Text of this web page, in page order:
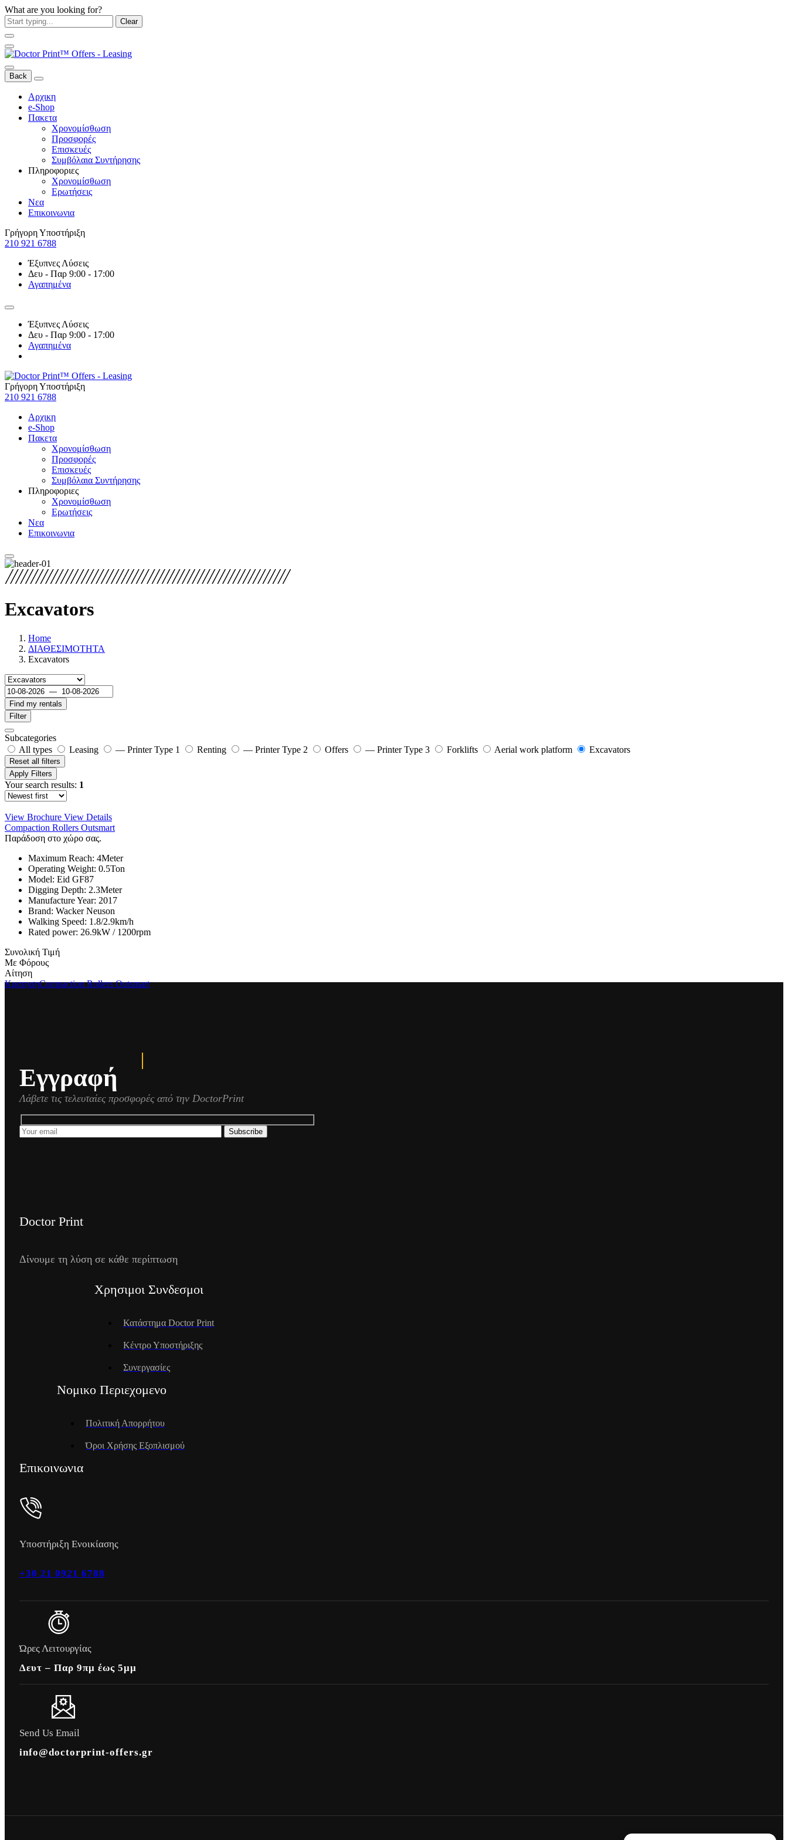
What are you looking for?
Clear
Back
Αρχικη
e-Shop
Πακετα
Χρονομίσθωση
Προσφορές
Επισκευές
Συμβόλαια Συντήρησης
Πληροφοριες
Χρονομίσθωση
Ερωτήσεις
Νεα
Επικοινωνια
Γρήγορη Υποστήριξη
210 921 6788
Έξυπνες Λύσεις
Δευ - Παρ 9:00 - 17:00
Αγαπημένα
Έξυπνες Λύσεις
Δευ - Παρ 9:00 - 17:00
Αγαπημένα
Γρήγορη Υποστήριξη
210 921 6788
Αρχικη
e-Shop
Πακετα
Χρονομίσθωση
Προσφορές
Επισκευές
Συμβόλαια Συντήρησης
Πληροφοριες
Χρονομίσθωση
Ερωτήσεις
Νεα
Επικοινωνια
Excavators
Home
ΔΙΑΘΕΣΙΜΟΤΗΤΑ
Excavators
Find my rentals
Filter
Subcategories
All types
Leasing — Printer Type 1 Renting — Printer Type 2 Offers — Printer Type 3 Forklifts Aerial work platform Excavators
Reset all filters
Apply Filters
Your search results: 1
View Brochure View Details
Compaction Rollers Outsmart
Παράδοση στο χώρο σας.
Maximum Reach: 4Meter
Operating Weight: 0.5Ton
Model: Eid GF87
Digging Depth: 2.3Meter
Manufacture Year: 2017
Brand: Wacker Neuson
Walking Speed: 1.8/2.9km/h
Rated power: 26.9kW / 1200rpm
Συνολική Τιμή
Με Φόρους
Αίτηση
ΚρατησηCompaction Rollers Outsmart
Εγγραφή
Λάβετε τις τελευταίες προσφορές από την DoctorPrint
Subscribe
Doctor Print
Δίνουμε τη λύση σε κάθε περίπτωση
Χρησιμοι Συνδεσμοι
Κατάστημα Doctor Print
Κέντρο Υποστήριξης
Συνεργασίες
Νομικο Περιεχομενο
Πολιτική Απορρήτου
Όροι Χρήσης Εξοπλισμού
Επικοινωνια
Υποστήριξη Ενοικίασης
+30 21 0921 6788
Ώρες Λειτουργίας
Δευτ – Παρ 9πμ έως 5μμ
Send Us Email
info@doctorprint-offers.gr